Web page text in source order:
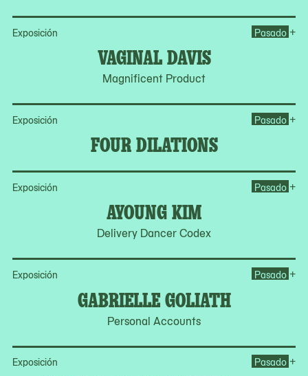
Exposición
VAGINAL DAVIS
Magnificent Product
Pasado +
Exposición
FOUR DILATIONS
Pasado +
Exposición
AYOUNG KIM
Delivery Dancer Codex
Pasado +
Exposición
GABRIELLE GOLIATH
Personal Accounts
Pasado +
Exposición Pasado +